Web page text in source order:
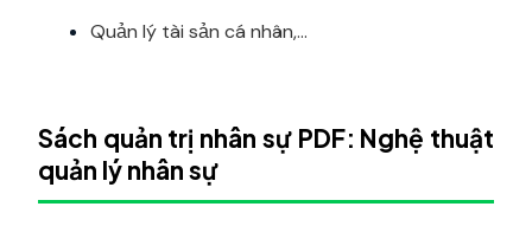
Quản lý tài sản cá nhân,...
Sách quản trị nhân sự PDF: Nghệ thuật
quản lý nhân sự